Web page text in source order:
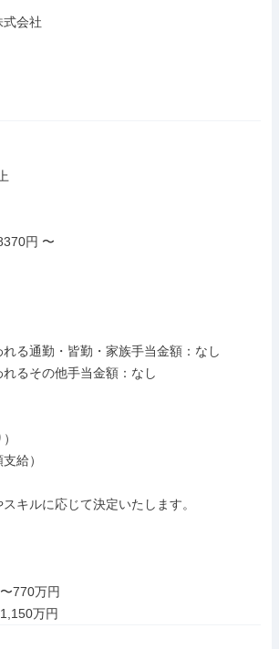
式会社
円 〜
る通勤・皆勤・家族手当金額：なし
るその他手当金額：なし
給）
キルに応じて決定いたします。
770万円
万円